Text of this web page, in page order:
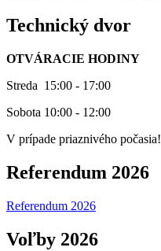
Technický dvor
OTVÁRACIE HODINY
Streda 15:00 - 17:00
Sobota 10:00 - 12:00
V prípade priaznivého počasia!
Referendum 2026
Referendum 2026
Voľby 2026